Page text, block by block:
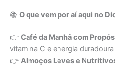
📚 O que vem por aí aqui no
👉 Café da Manhã com
vitamina C e energia duradoura
👉 Almoços Leves e